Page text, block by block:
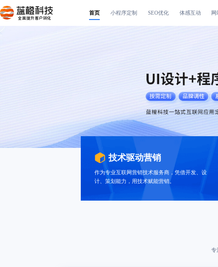
全面提升客户转化
首页 小程序定制 SEO优化 体感互动
技术驱动营销
作为专业互联网营销技术服务商，凭借开发、设
计、策划能力，用技术赋能营销。
专